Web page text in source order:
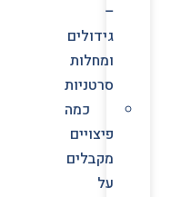
–
גידולים
ומחלות
סרטניות
כמה
פיצויים
מקבלים
על